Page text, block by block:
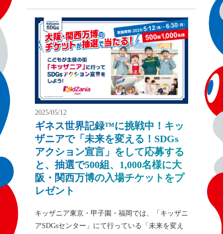
2025/05/12
ギネス世界記録™に挑戦中！キッ
ザニアで「未来を変える！SDGs
アクション宣言」をして応募する
と、抽選で500組、1,000名様に大
阪・関西万博の入場チケットをプ
レゼント
キッザニア東京・甲子園・福岡では、「キッザニ
アSDGsセンター」にて行っている「未来を変え